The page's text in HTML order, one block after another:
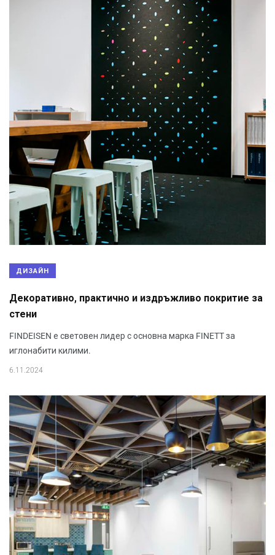
ДИЗАЙН
Декоративно, практично и издръжливо покритие за
стени
FINDEISEN е световен лидер с основна марка FINETT за
иглонабити килими.
6.11.2024